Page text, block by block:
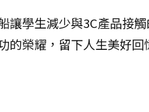
讓學生減少與3C產品接
的榮耀，留下人生美好回